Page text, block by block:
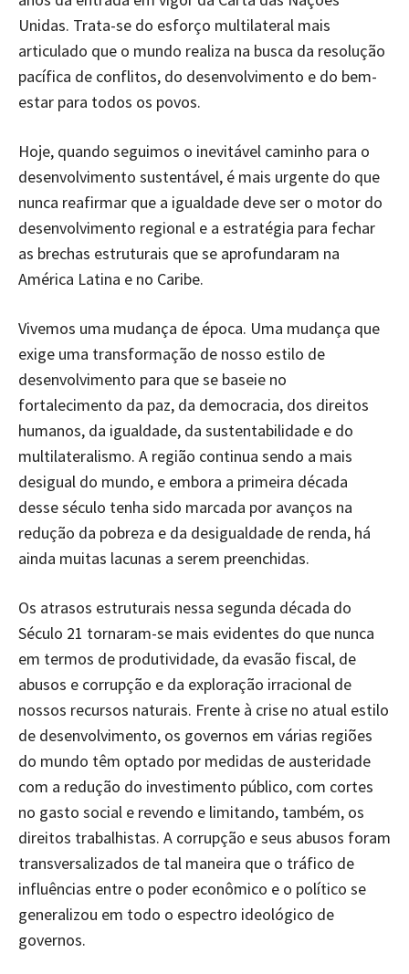
Unidas. Trata-se do esforço multilateral mais
articulado que o mundo realiza na busca da resolução
pacífica de conflitos, do desenvolvimento e do bem-
estar para todos os povos.
Hoje, quando seguimos o inevitável caminho para o
desenvolvimento sustentável, é mais urgente do que
nunca reafirmar que a igualdade deve ser o motor do
desenvolvimento regional e a estratégia para fechar
as brechas estruturais que se aprofundaram na
América Latina e no Caribe.
Vivemos uma mudança de época. Uma mudança que
exige uma transformação de nosso estilo de
desenvolvimento para que se baseie no
fortalecimento da paz, da democracia, dos direitos
humanos, da igualdade, da sustentabilidade e do
multilateralismo. A região continua sendo a mais
desigual do mundo, e embora a primeira década
desse século tenha sido marcada por avanços na
redução da pobreza e da desigualdade de renda, há
ainda muitas lacunas a serem preenchidas.
Os atrasos estruturais nessa segunda década do
Século 21 tornaram-se mais evidentes do que nunca
em termos de produtividade, da evasão fiscal, de
abusos e corrupção e da exploração irracional de
nossos recursos naturais. Frente à crise no atual estilo
de desenvolvimento, os governos em várias regiões
do mundo têm optado por medidas de austeridade
com a redução do investimento público, com cortes
no gasto social e revendo e limitando, também, os
direitos trabalhistas. A corrupção e seus abusos foram
transversalizados de tal maneira que o tráfico de
influências entre o poder econômico e o político se
generalizou em todo o espectro ideológico de
governos.